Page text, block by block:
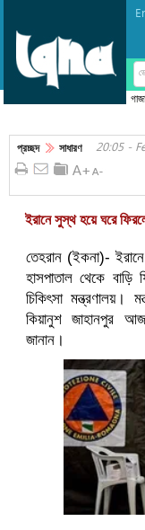
প্রচ্ছদ সাধারণ 20:05 -
ইরানে সুস্থ হয়ে ঘরে
তেহরান (ইকনা)-
হাসপাতাল থেকে বাড়ি
চিকিৎসা মন্ত্রণালয়।
কিয়ানুশ জাহানপুর
জানান।